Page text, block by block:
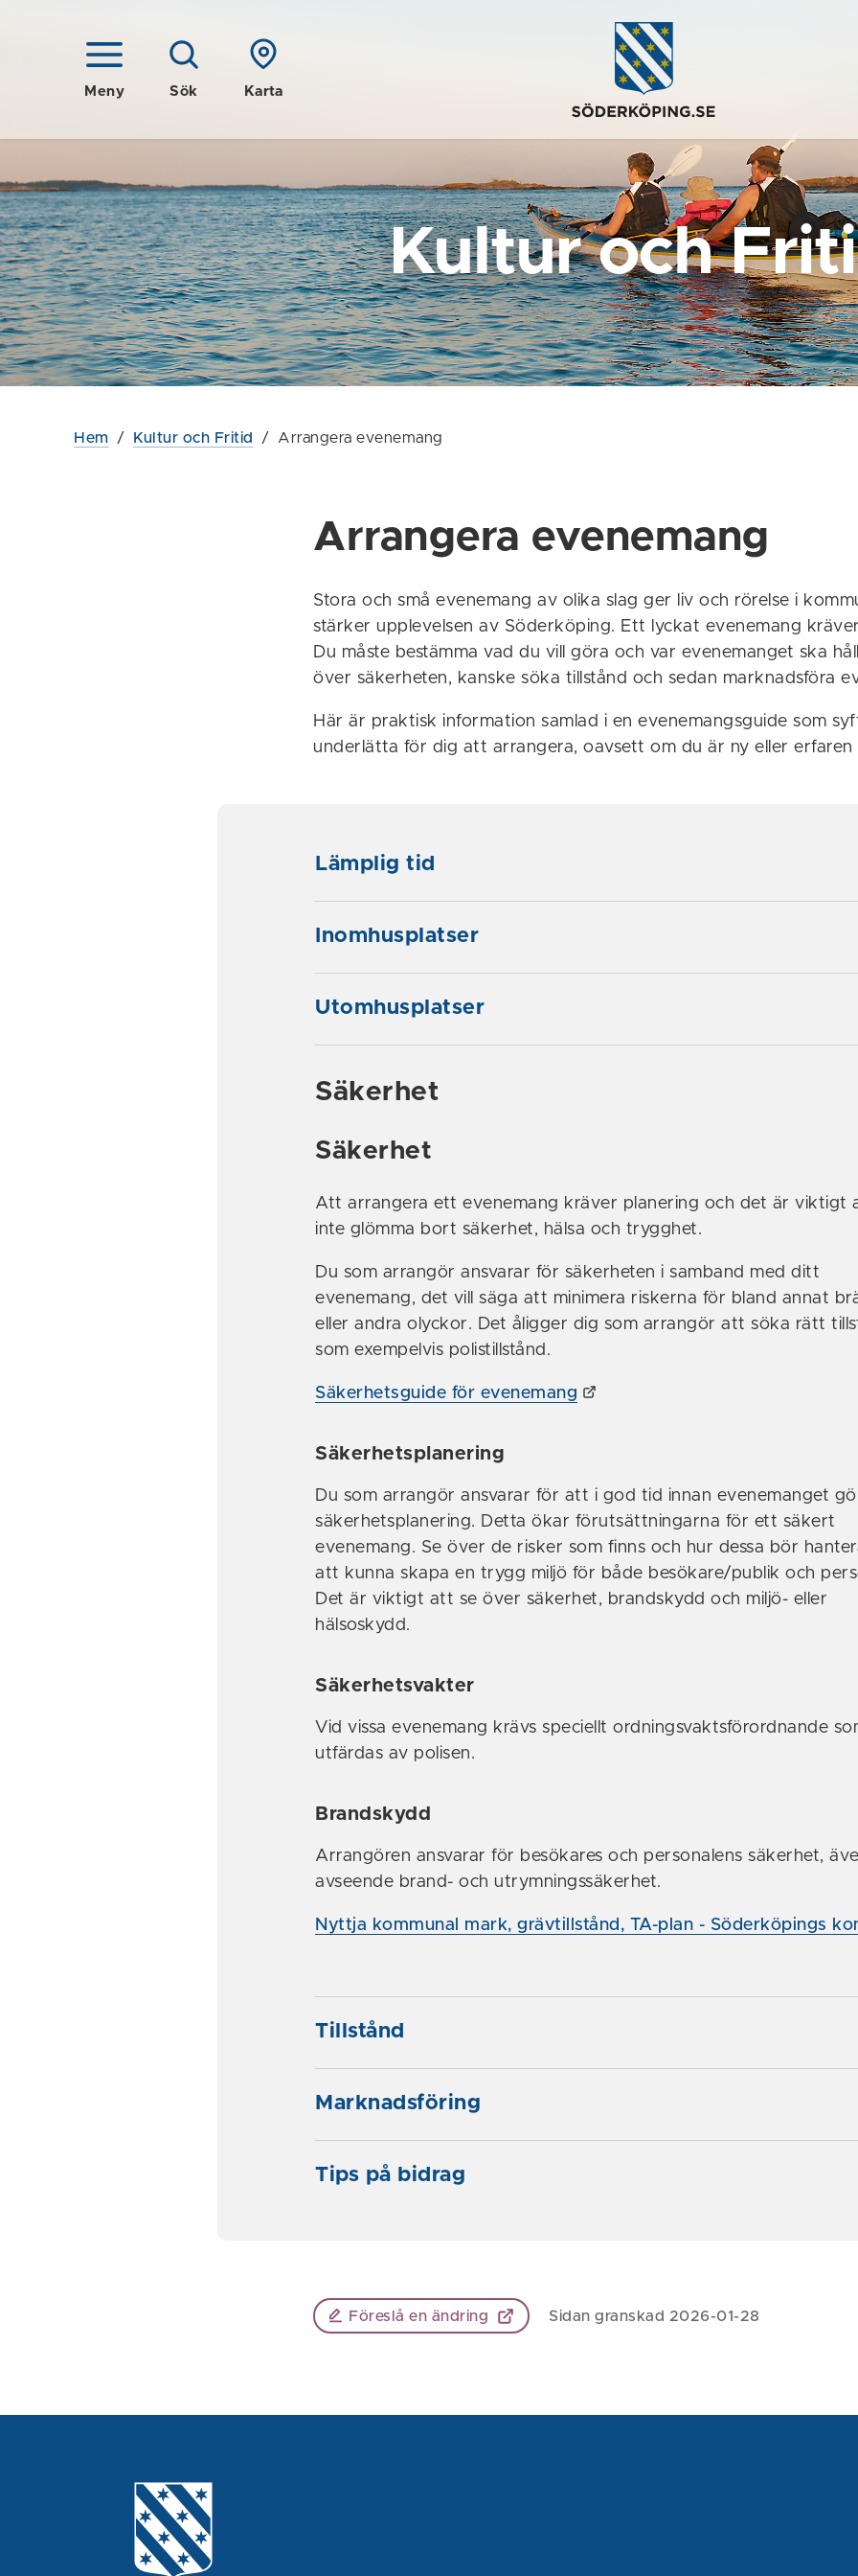
Meny Sök Karta
Kultur och
Hem / Kultur och Fritid / Arrangera evenemang
Arrangera evenemang
Stora och små evenemang av olika slag ger liv och rörelse i
stärker upplevelsen av Söderköping. Ett lyckat evenemang
Du måste bestämma vad du vill göra och var evenemanget ska
över säkerheten, kanske söka tillstånd och sedan marknadsföra
Här är praktisk information samlad i en evenemangsguide som
underlätta för dig att arrangera, oavsett om du är ny eller
Lämplig tid
Inomhusplatser
Utomhusplatser
Säkerhet
Säkerhet
Att arrangera ett evenemang kräver planering och det är viktigt
inte glömma bort säkerhet, hälsa och trygghet.
Du som arrangör ansvarar för säkerheten i samband med ditt
evenemang, det vill säga att minimera riskerna för bland annat
eller andra olyckor. Det åligger dig som arrangör att söka rätt
som exempelvis polistillstånd.
Säkerhetsguide för evenemang
Säkerhetsplanering
Du som arrangör ansvarar för att i god tid innan evenemanget
säkerhetsplanering. Detta ökar förutsättningarna för ett säkert
evenemang. Se över de risker som finns och hur dessa bör
att kunna skapa en trygg miljö för både besökare/publik och
Det är viktigt att se över säkerhet, brandskydd och miljö- eller
hälsoskydd.
Säkerhetsvakter
Vid vissa evenemang krävs speciellt ordningsvaktsförordnande
utfärdas av polisen.
Brandskydd
Arrangören ansvarar för besökares och personalens säkerhet,
avseende brand- och utrymningssäkerhet.
Nyttja kommunal mark, grävtillstånd, TA-plan - Söderköpings
Tillstånd
Marknadsföring
Tips på bidrag
Föreslå en ändring Sidan granskad 2026-01-28